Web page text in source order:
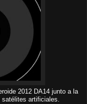
2012 DA14 junto a la
satélites artificiales.